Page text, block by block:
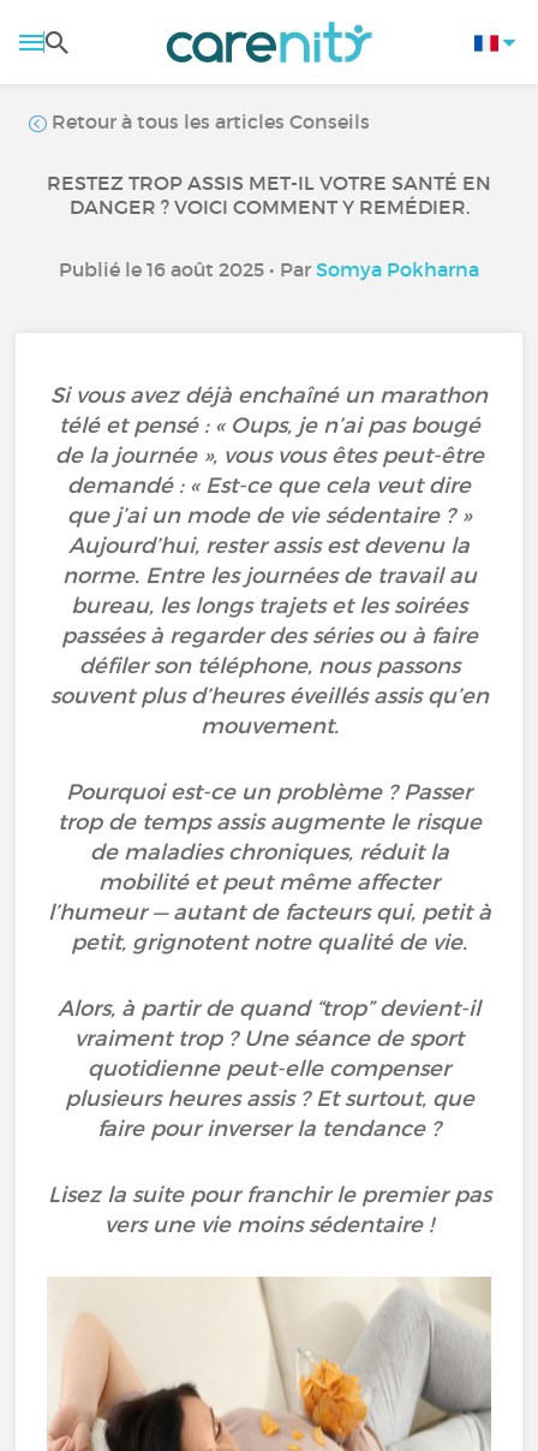
Retour à tous les articles Conseils
RESTEZ TROP ASSIS MET-IL VOTRE SANTÉ EN
DANGER ? VOICI COMMENT Y REMÉDIER.
Publié le 16 août 2025 • Par Somya Pokharna
Si vous avez déjà enchaîné un marathon
télé et pensé : « Oups, je n’ai pas bougé
de la journée », vous vous êtes peut-être
demandé : « Est-ce que cela veut dire
que j’ai un mode de vie sédentaire ? »
Aujourd’hui, rester assis est devenu la
norme. Entre les journées de travail au
bureau, les longs trajets et les soirées
passées à regarder des séries ou à faire
défiler son téléphone, nous passons
souvent plus d’heures éveillés assis qu’en
mouvement.
Pourquoi est-ce un problème ? Passer
trop de temps assis augmente le risque
de maladies chroniques, réduit la
mobilité et peut même affecter
l’humeur — autant de facteurs qui, petit à
petit, grignotent notre qualité de vie.
Alors, à partir de quand “trop” devient-il
vraiment trop ? Une séance de sport
quotidienne peut-elle compenser
plusieurs heures assis ? Et surtout, que
faire pour inverser la tendance ?
Lisez la suite pour franchir le premier pas
vers une vie moins sédentaire !